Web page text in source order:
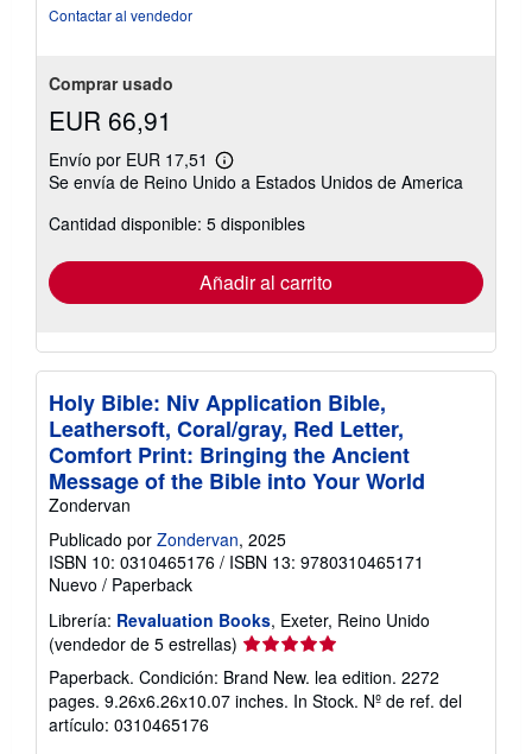
Contactar al vendedor
Comprar usado
EUR 66,91
Envío por EUR 17,51
Más
información
las
tarifas
envío
Se envía de Reino Unido a Estados Unidos de America
Cantidad disponible: 5 disponibles
Añadir al carrito
Holy Bible: Niv Application Bible,
Leathersoft, Coral/gray, Red Letter,
Comfort Print: Bringing the Ancient
Message of the Bible into Your World
Zondervan
Publicado por Zondervan, 2025
ISBN 10: 0310465176 / ISBN 13: 9780310465171
Nuevo / Paperback
Librería: Revaluation Books, Exeter, Reino Unido
(vendedor de 5 estrellas) Calificación
vendedor:
5
Paperback. Condición: Brand New. lea edition. 2272
pages. 9.26x6.26x10.07 inches. In Stock. Nº de ref. del
artículo: 0310465176